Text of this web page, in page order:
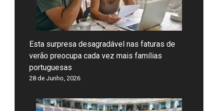
Esta surpresa desagradável nas faturas de
verão preocupa cada vez mais famílias
portuguesas
28 de Junho, 2026